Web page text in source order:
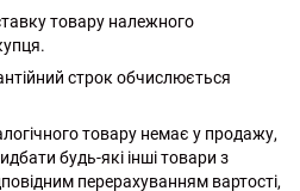
товару належного
строк обчислюється
товару немає у продажу,
будь-які інші товари з
перерахуванням вартості,